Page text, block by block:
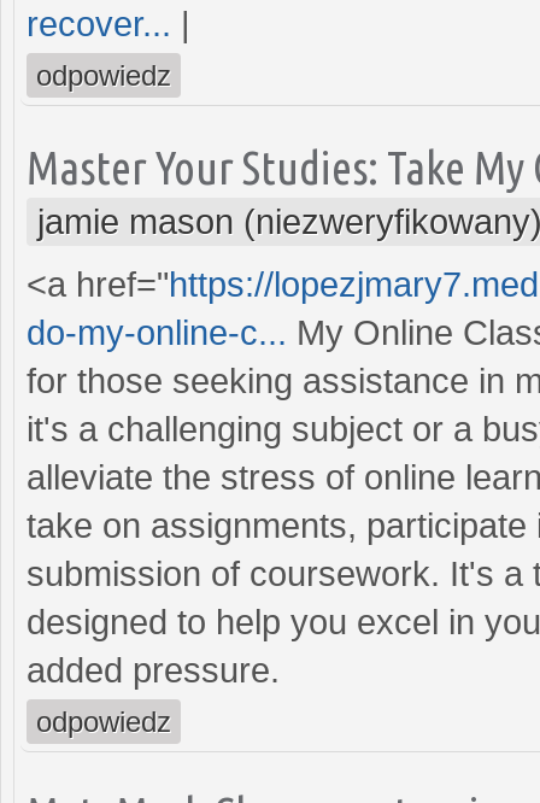
recover... |
odpowiedz
Master Your Studies: Take
jamie mason
<a href="https://
do-my-online-c... My Online
for those seeking assistance in
it's a challenging subject or a
alleviate the stress of online
take on assignments,
submission of coursework. It's
designed to help you excel in
added pressure.
odpowiedz